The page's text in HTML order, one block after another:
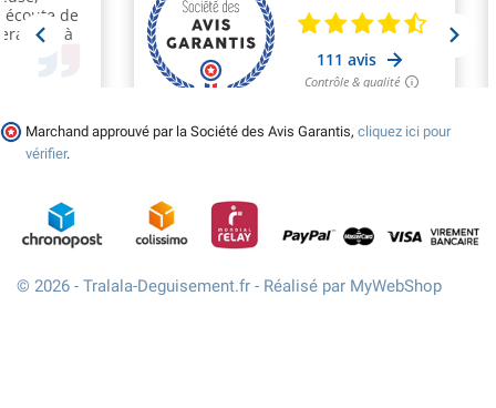
Marchand approuvé par la Société des Avis Garantis, cliquez ici pour
vérifier.
© 2026 - Tralala-Deguisement.fr - Réalisé par MyWebShop